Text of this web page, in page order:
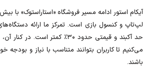
لپ‌تاپ و کنسول بازی است. تمرکز ما ارائه
حد آکبند و قیمتی حدود ۳۰٪ کمتر
می‌کنیم تا کاربران بتوانند متناسب با نیاز و بودجه
باشند.